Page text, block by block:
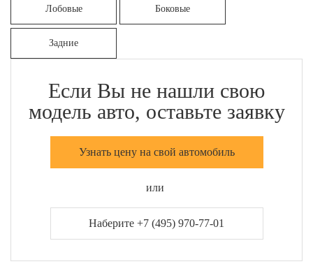
Лобовые Боковые
Задние
Если Вы не нашли свою
модель авто, оставьте заявку
Узнать цену на свой автомобиль
или
Наберите +7 (495) 970-77-01